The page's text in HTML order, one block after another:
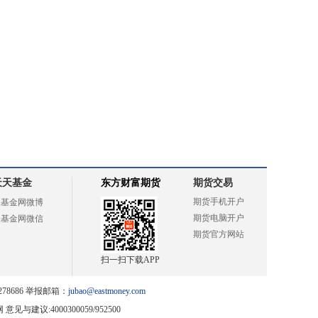
天基金
金网微博
金网微信
东方财富期货
扫一扫下载APP
期货交易
期货手机开户
期货电脑开户
期货官方网站
举报邮箱： jubao@eastmoney.com
意见与建议:4000300059/952500